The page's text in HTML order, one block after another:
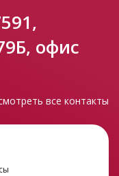
офис
все контакты